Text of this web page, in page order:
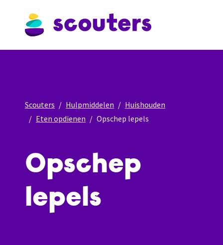
Scouters Hulpmiddelen
Huishouden
Eten opdienen
Opschep lepels
Opschep
lepels